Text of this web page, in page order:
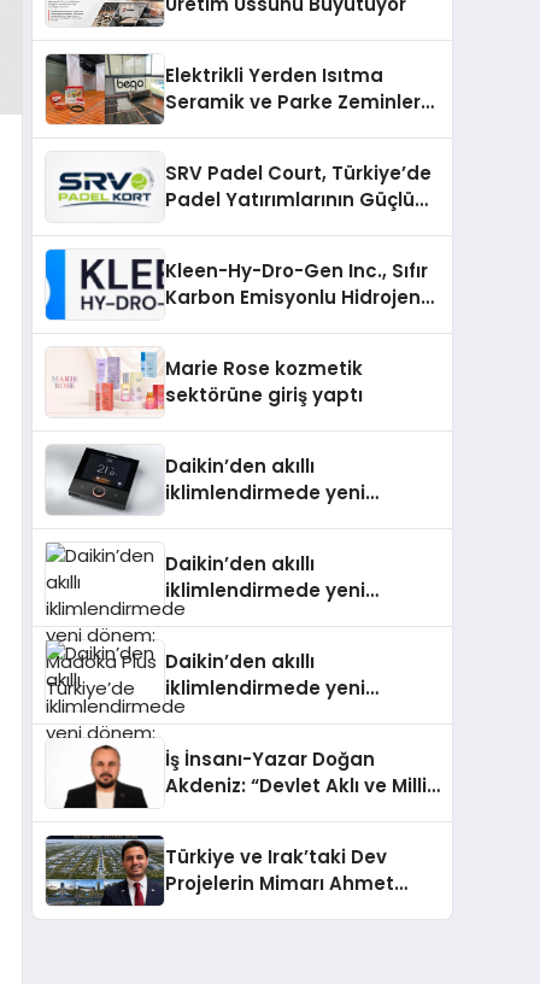
Elektrikli Yerden Isıtma
Seramik ve Parke Zeminler
SRV Padel Court, Türkiye’de
Padel Yatırımlarının Güçlü
Kleen-Hy-Dro-Gen Inc., Sıfır
Karbon Emisyonlu Hidrojen
Aldı
Marie Rose kozmetik
sektörüne giriş yaptı
Daikin’den akıllı
iklimlendirmede yeni
Daikin’den akıllı
iklimlendirmede yeni
dönem: Madoka Plus
Daikin’den akıllı
iklimlendirmede yeni
dönem: Madoka Plus
İş İnsanı-Yazar Doğan
Akdeniz: “Devlet Aklı ve Milli
Türkiye ve Irak’taki Dev
Projelerin Mimarı Ahmet